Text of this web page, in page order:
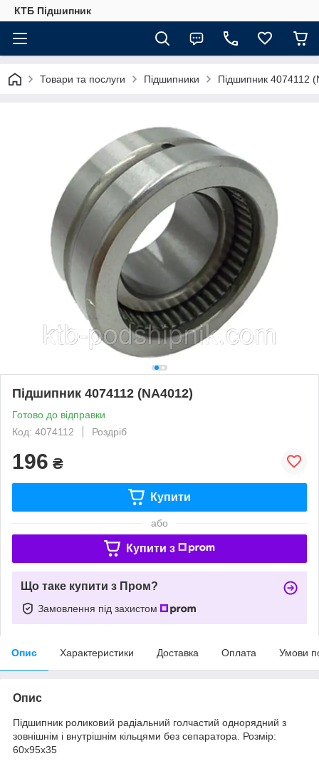
КТБ Підшипник
Товари та послуги Підшипники Підшипник 4074112
Підшипник 4074112 (NA4012)
Готово до відправки
Код: 4074112
Роздріб
196 ₴
Купити
або
Купити з
Що таке купити з Пром?
Замовлення під захистом
Опис Характеристики Доставка Оплата Умови
Опис
Підшипник роликовий радіальний голчастий однорядний з
зовнішнім і внутрішнім кільцями без сепаратора. Розмір:
60х95х35